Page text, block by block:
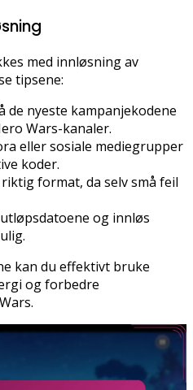
med innløsning av
tipsene:
de nyeste kampanjekodene
Wars-kanaler.
eller sosiale mediegrupper
koder.
format, da selv små feil
og innløs
kan du effektivt bruke
og forbedre